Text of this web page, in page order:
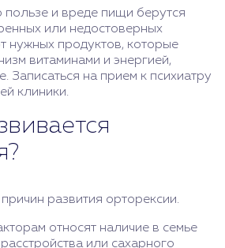
пользе и вреде пищи берутся
или недостоверных
нужных продуктов, которые
витаминами и энергией,
Записаться на прием к психиатру
клиники.
развития орторексии.
относят наличие в семье
или сахарного